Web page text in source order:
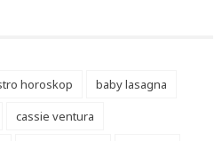
horoskop
baby lasagna
cassie ventura